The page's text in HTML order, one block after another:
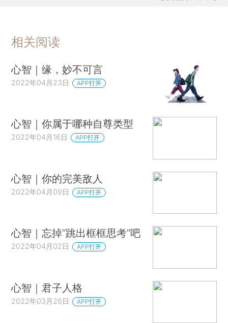
相关阅读
心智｜缘，妙不可言
2022年04月23日 APP打开
心智｜你属于哪种自尊类型
2022年04月16日 APP打开
心智｜你的完美敌人
2022年04月09日 APP打开
心智｜忘掉“跳出框框思考”吧
2022年04月02日 APP打开
心智｜君子人格
2022年03月26日 APP打开